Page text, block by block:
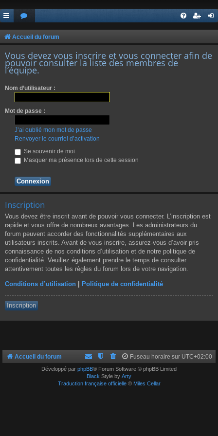
Accueil du forum
Vous devez vous inscrire et vous connecter afin de
pouvoir consulter la liste des membres de
l’équipe.
Nom d’utilisateur :
Mot de passe :
J’ai oublié mon mot de passe
Renvoyer le courriel d’activation
Se souvenir de moi
Masquer ma présence lors de cette session
Inscription
Vous devez être inscrit avant de pouvoir vous connecter. L’inscription est
rapide et vous offre de nombreux avantages. Les administrateurs du
forum peuvent accorder des fonctionnalités supplémentaires aux
utilisateurs inscrits. Avant de vous inscrire, assurez-vous d’avoir pris
connaissance de nos conditions d’utilisation et de notre politique de
confidentialité. Veuillez également prendre le temps de consulter
attentivement toutes les règles du forum lors de votre navigation.
Conditions d’utilisation Politique de confidentialité
Inscription
Accueil du forum Fuseau horaire sur UTC+02:00
Développé par phpBB® Forum Software © phpBB Limited
Black Style by Arty
Traduction française officielle© Miles Cellar